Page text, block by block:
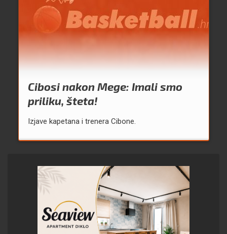
Cibosi nakon Mege: Imali smo
priliku, šteta!
Izjave kapetana i trenera Cibone.